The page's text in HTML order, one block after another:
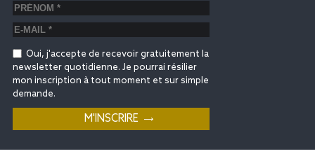
Oui, j'accepte de recevoir gratuitement la
newsletter quotidienne. Je pourrai résilier
mon inscription à tout moment et sur simple
demande.